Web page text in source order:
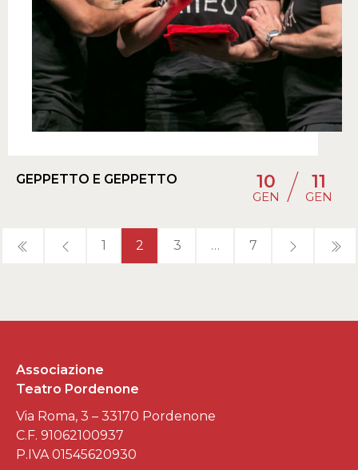
GEPPETTO E GEPPETTO 10
GEN / 11
GEN
1 2 3 … 7
Associazione
Teatro Pordenone
Via Roma, 3 – 33170 Pordenone
C.F. 91062100937
P.IVA 01545620930